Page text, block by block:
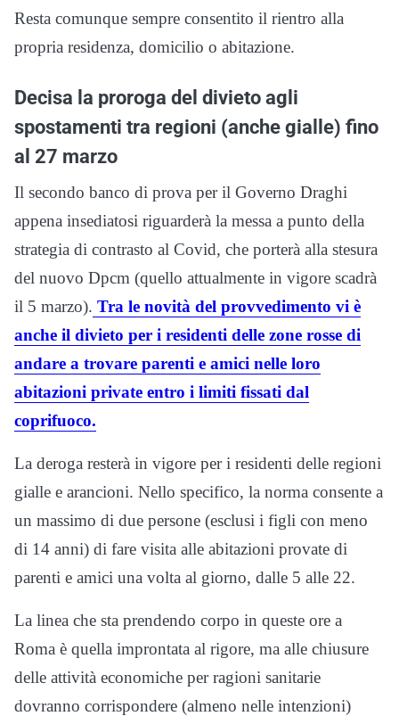
Resta comunque sempre consentito il rientro alla
propria residenza, domicilio o abitazione.
Decisa la proroga del divieto agli
spostamenti tra regioni (anche gialle) fino
al 27 marzo
Il secondo banco di prova per il Governo Draghi
appena insediatosi riguarderà la messa a punto della
strategia di contrasto al Covid, che porterà alla stesura
del nuovo Dpcm (quello attualmente in vigore scadrà
il 5 marzo). Tra le novità del provvedimento vi è
anche il divieto per i residenti delle zone rosse di
andare a trovare parenti e amici nelle loro
abitazioni private entro i limiti fissati dal
coprifuoco.
La deroga resterà in vigore per i residenti delle regioni
gialle e arancioni. Nello specifico, la norma consente a
un massimo di due persone (esclusi i figli con meno
di 14 anni) di fare visita alle abitazioni provate di
parenti e amici una volta al giorno, dalle 5 alle 22.
La linea che sta prendendo corpo in queste ore a
Roma è quella improntata al rigore, ma alle chiusure
delle attività economiche per ragioni sanitarie
dovranno corrispondere (almeno nelle intenzioni)